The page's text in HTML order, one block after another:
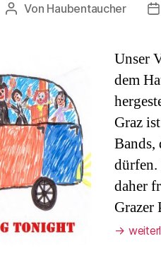
Beitragsautor
Von Haubentaucher
Unser
dem
Graz
daher
Grazer
→